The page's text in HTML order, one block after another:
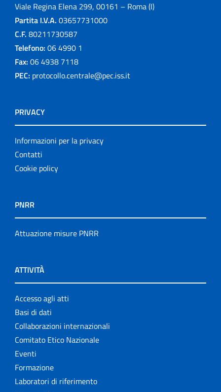
Viale Regina Elena 299, 00161 – Roma (I)
Partita I.V.A. 03657731000
C.F. 80211730587
Telefono: 06 4990 1
Fax: 06 4938 7118
PEC: protocollo.centrale@pec.iss.it
PRIVACY
Informazioni per la privacy
Contatti
Cookie policy
PNRR
Attuazione misure PNRR
ATTIVITÀ
Accesso agli atti
Basi di dati
Collaborazioni internazionali
Comitato Etico Nazionale
Eventi
Formazione
Laboratori di riferimento